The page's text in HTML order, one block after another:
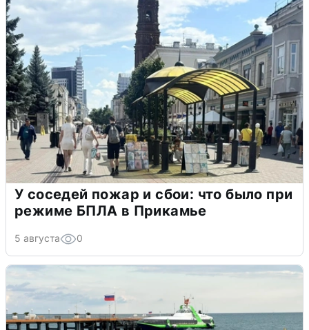
У соседей пожар и сбои: что было при
режиме БПЛА в Прикамье
5 августа 0